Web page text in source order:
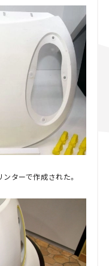
ターで作成された。